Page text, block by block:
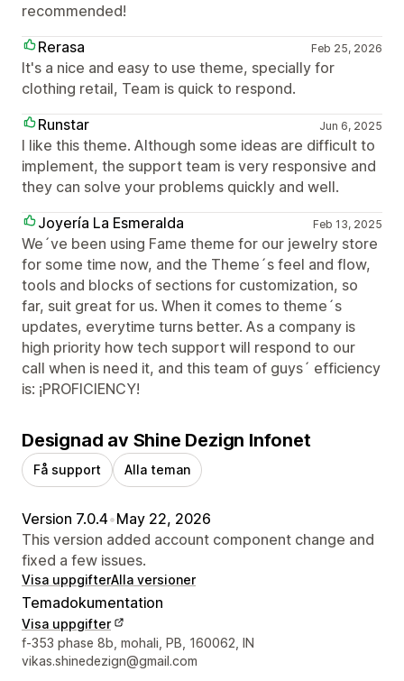
recommended!
Rerasa
Feb 25, 2026
It's a nice and easy to use theme, specially for
clothing retail, Team is quick to respond.
Runstar
Jun 6, 2025
I like this theme. Although some ideas are difficult to
implement, the support team is very responsive and
they can solve your problems quickly and well.
Joyería La Esmeralda
Feb 13, 2025
We´ve been using Fame theme for our jewelry store
for some time now, and the Theme´s feel and flow,
tools and blocks of sections for customization, so
far, suit great for us. When it comes to theme´s
updates, everytime turns better. As a company is
high priority how tech support will respond to our
call when is need it, and this team of guys´ efficiency
is: ¡PROFICIENCY!
Designad av Shine Dezign Infonet
Få support Alla teman
Version 7.0.4•May 22, 2026
This version added account component change and
fixed a few issues.
Visa uppgifterAlla versioner
Temadokumentation
Visa uppgifter
Designerns kontaktuppgifter
f-353 phase 8b, mohali, PB, 160062, IN
vikas.shinedezign@gmail.com